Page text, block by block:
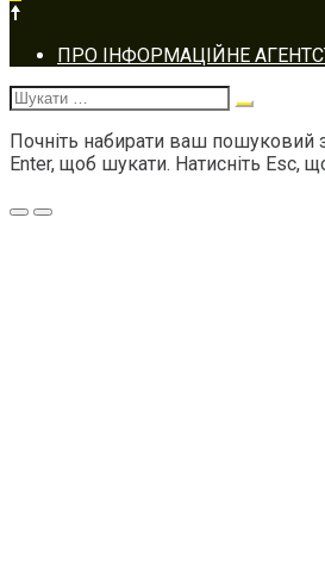
Footer
navigation
ПРО ІНФОРМАЦІЙНЕ
Шукати:
Почніть набирати ваш пошуковий
Enter, щоб шукати. Натисніть Esc,
Меню